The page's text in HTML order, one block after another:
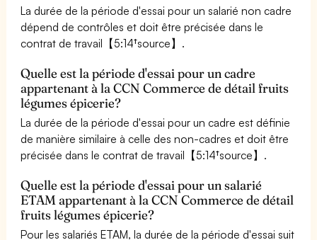
La durée de la période d'essai pour un salarié non cadre
dépend de contrôles et doit être précisée dans le
contrat de travail【5:14†source】.
Quelle est la période d'essai pour un cadre
appartenant à la CCN Commerce de détail fruits
légumes épicerie?
La durée de la période d'essai pour un cadre est définie
de manière similaire à celle des non-cadres et doit être
précisée dans le contrat de travail【5:14†source】.
Quelle est la période d'essai pour un salarié
ETAM appartenant à la CCN Commerce de détail
fruits légumes épicerie?
Pour les salariés ETAM, la durée de la période d'essai suit